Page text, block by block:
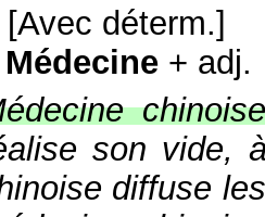
[Avec déterm.]
Médecine + adj.
son vide,
diffuse